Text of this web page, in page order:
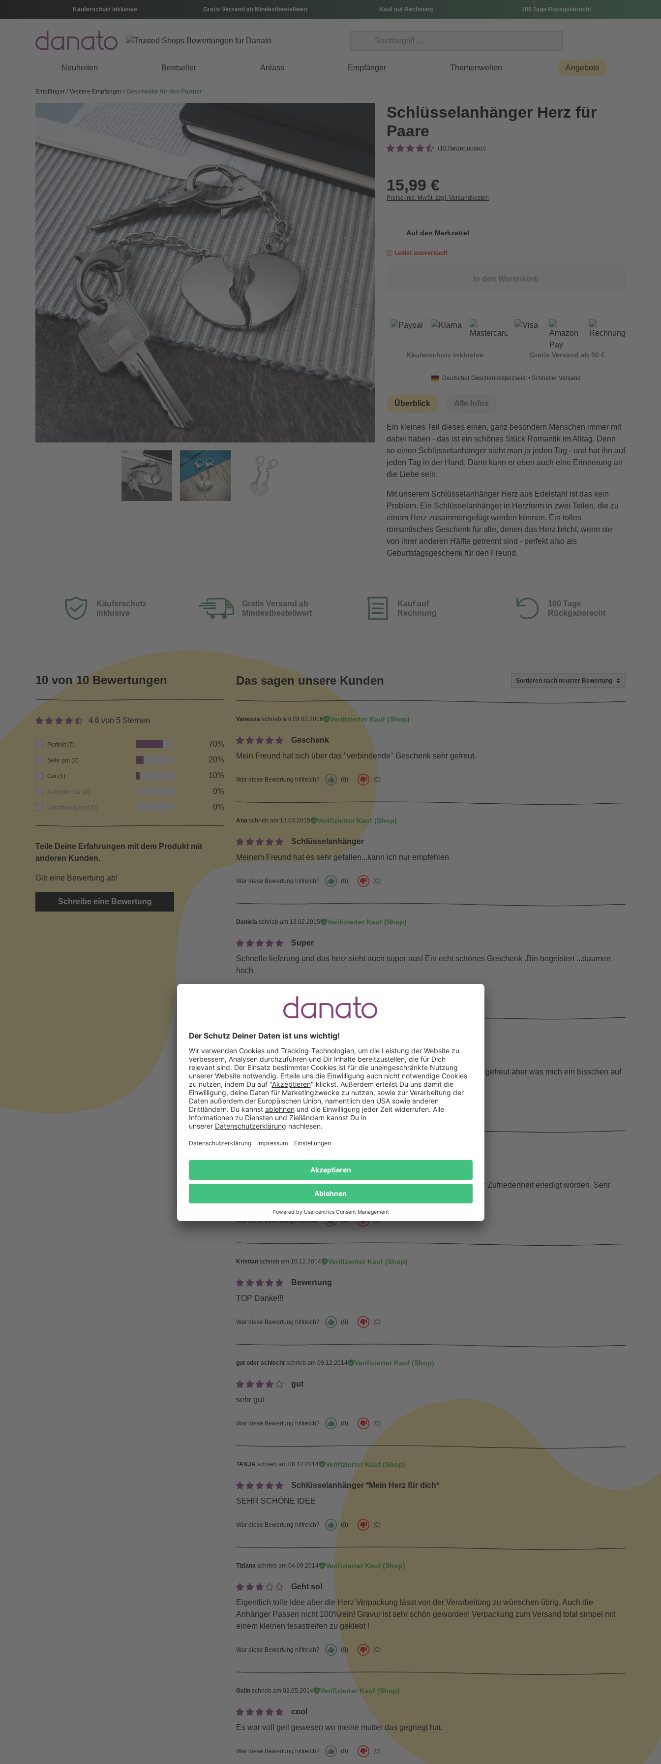
Käuferschutz inklusive Gratis Versand ab Mindestbestellwert Kauf auf Rechnung 100 Tage Rückgaberecht
Neuheiten Bestseller Anlass Empfänger Themenwelten Angebote
Empfänger Weitere Empfänger Geschenke für den Partner
Schlüsselanhänger Herz für
Paare
(10 Bewertungen)
15,99 €
Preise inkl. MwSt. zzgl. Versandkosten
Auf den Merkzettel
Leider ausverkauft
In den Warenkorb
Käuferschutz inklusive Gratis Versand ab 50 €
Deutscher Geschenkespezialist • Schneller Versand
Überblick Alle Infos
Ein kleines Teil dieses einen, ganz besondern Menschen immer mit
dabei haben - das ist ein schönes Stück Romantik im Alltag. Denn
so einen Schlüsselanhänger sieht man ja jeden Tag - und hat ihn auf
jeden Tag in der Hand. Dann kann er eben auch eine Erinnerung an
die Liebe sein.
Mit unserem Schlüsselanhänger Herz aus Edelstahl ist das kein
Problem. Ein Schlüsselanhänger in Herzform in zwei Teilen, die zu
einem Herz zusammengefügt werden können. Ein tolles
romantisches Geschenk für alle, denen das Herz bricht, wenn sie
von ihrer anderen Hälfte getrennt sind - perfekt also als
Geburtstagsgeschenk für den Freund.
Käuferschutz
inklusive
Gratis Versand ab
Mindestbestellwert
Kauf auf
Rechnung
100 Tage
Rückgaberecht
10 von 10 Bewertungen
4.6 von 5 Sternen
Perfekt (7) 70%
Sehr gut (2) 20%
Gut (1) 10%
Akzeptierbar (0) 0%
Unbefriedigend (0) 0%
Teile Deine Erfahrungen mit dem Produkt mit
anderen Kunden.
Gib eine Bewertung ab!
Schreibe eine Bewertung
Das sagen unsere Kunden
Vanessa schrieb am 29.03.2016 Verifizierter Kauf (Shop)
Geschenk
Mein Freund hat sich über das "verbindende" Geschenk sehr gefreut.
War diese Bewertung hilfreich? (0) (0)
Ana schrieb am 13.03.2015 Verifizierter Kauf (Shop)
Schlüsselanhänger
Meinem Freund hat es sehr gefallen...kann ich nur empfehlen
War diese Bewertung hilfreich? (0) (0)
Daniela schrieb am 13.02.2015 Verifizierter Kauf (Shop)
Super
Schnelle lieferung und das herz sieht auch super aus! Ein echt schönes Geschenk .Bin begeistert ...daumen
hoch
maxschrieb am 04.01.2015 Verifizierter Kauf (Shop)
ok
ich habe das meiner Freundin zu weihnachten gekauft sie hat sich sehr gefreut aber was mich ein bisschen auf
geregt hat war das die halben herzen nicht 100% passen
War diese Bewertung hilfreich? (0) (0)
Bettina schrieb am 17.12.2014
Schlüsselanhänger
Dieser Schlüsselanhänger sieht sehr hübsch aus. Es ist alles zu meiner Zufriedenheit erledigt worden. Sehr
positiv war auch die schnelle Lieferung. Danke
War diese Bewertung hilfreich? (0) (0)
Kristian schrieb am 10.12.2014 Verifizierter Kauf (Shop)
Bewertung
TOP Danke!!!
War diese Bewertung hilfreich? (0) (0)
gut oder schlecht schrieb am 09.12.2014 Verifizierter Kauf (Shop)
gut
sehr gut
War diese Bewertung hilfreich? (0) (0)
TANJA schrieb am 08.12.2014 Verifizierter Kauf (Shop)
Schlüsselanhänger *Mein Herz für dich*
SEHR SCHÖNE IDEE
War diese Bewertung hilfreich? (0) (0)
Tiziana schrieb am 04.09.2014 Verifizierter Kauf (Shop)
Geht so!
Eigentlich tolle Idee aber die Herz Verpackung lässt von der Verarbeitung zu wünschen übrig. Auch die
Anhänger Passen nicht 100%rein! Gravur ist sehr schön geworden! Verpackung zum Versand total simpel mit
einem kleinen tesastreifen zu geklebt !
War diese Bewertung hilfreich? (0) (0)
Galin schrieb am 02.05.2014 Verifizierter Kauf (Shop)
cool
Es war voll geil gewesen wo meine mutter das gegriegt hat.
War diese Bewertung hilfreich? (0) (0)